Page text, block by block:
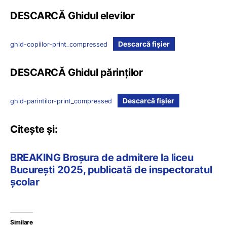
DESCARCĂ Ghidul elevilor
ghid-copiilor-print_compressed Descarcă fișier
DESCARCĂ Ghidul părinților
ghid-parintilor-print_compressed Descarcă fișier
Citește și:
BREAKING Broșura de admitere la liceu
București 2025, publicată de inspectoratul
școlar
Similare